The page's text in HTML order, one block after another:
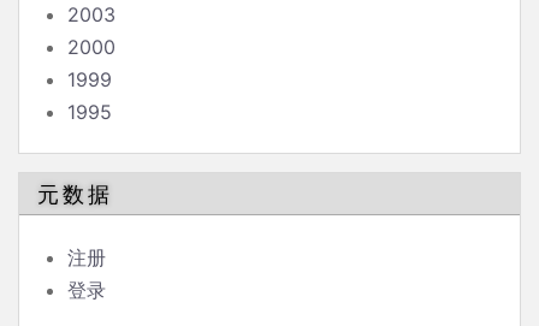
2003
2000
1999
1995
元数据
注册
登录